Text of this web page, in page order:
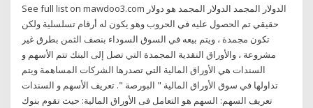
See full list on mawdoo3.com الدولار المجمد الدولار المجمد هو دولار
حقيقي تم الحصول عليه في الحروب وهو يكون له أرقام تسلسلية ولكن
تكون مجمدة ، ويتم بيعه في السوق السوداء بنصف الثمن بطرق غير
مشروعة ، والأوراق النقدية المجمدة التي تصل إلى البنك تتم الأسهم و
السندات هي الأوراق المالية التي تصدرها الشركات المساهمة ويتم
تداولها في سوق الأوراق المالية " البورصة ". تعريف الأسهم و السندات
تعريف السهم: السهم هو التعامل فى الأوراق المالية: حيث تقوم بنوك